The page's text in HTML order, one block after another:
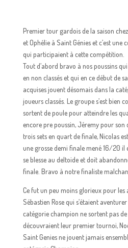
Premier tour gardois de la saison
et Ophélie à Saint Génies et c’est une
qui participaient à cette compétition.
Tout d’abord bravo à nos poussins
en non classés et qui en ce début de
acquises jouent désomais dans la
joueurs classés. Le groupe s’est bien
sortent de poule pour atteindre les
encore pre poussin, Jéremy pour
trois sets en quart de finale, Nicolas
une grosse demi finale mené 16/20
se blesse au deltoide et doit
finale. Bravo à notre finaliste
Ce fut un peu moins glorieux pour les
Sébastien Rose qui s’étaient
catégorie champion ne sortent pas
découvraient leur premier tournoi,
Saint Genies ne jouent jamais